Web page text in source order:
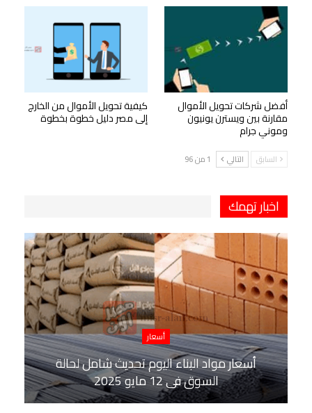
أفضل شركات تحويل الأموال
مقارنة بين ويسترن يونيون
وموني جرام
كيفية تحويل الأموال من الخارج
إلى مصر دليل خطوة بخطوة
السابق التالي 1 من 96
اخبار تهمك
أسعار
أسعار مواد البناء اليوم تحديث شامل لحالة
السوق في 12 مايو 2025